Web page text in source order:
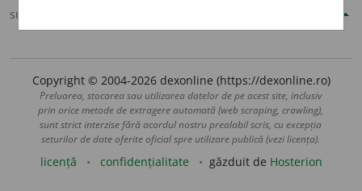
sursa:
Copyright © 2004-2026 dexonline (https://dexonline.ro)
Preluarea, stocarea sau utilizarea datelor de pe acest site, inclusiv
prin orice metode de extragere automată (web scraping, crawling),
sunt strict interzise fără acordul nostru prealabil scris, cu excepția
seturilor de date oferite oficial spre utilizare publică (vezi licența).
licență confidențialitate găzduit de Hosterion